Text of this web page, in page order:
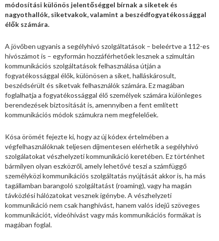
módosítási különös jelentőséggel bírnak a siketek és
nagyothallók, siketvakok, valamint a beszédfogyatékossággal
élők számára.
A jövőben ugyanis a segélyhívó szolgáltatások – beleértve a 112-es
hívószámot is – egyformán hozzáférhetőek lesznek a szimultán
kommunikációs szolgáltatások felhasználása útján a
fogyatékossággal élők, különösen a siket, halláskárosult,
beszédsérült és siketvak felhasználók számára. Ez magában
foglalhatja a fogyatékossággal élő személyek számára különleges
berendezések biztosítását is, amennyiben a fent említett
kommunikációs módok számukra nem megfelelőek.
Kósa örömét fejezte ki, hogy az új kódex értelmében a
végfelhasználóknak teljesen díjmentesen elérhetik a segélyhívó
szolgálatokat vészhelyzeti kommunikáció keretében. Ez történhet
bármilyen olyan eszközről, amely lehetővé teszi a számfüggő
személyközi kommunikációs szolgáltatás nyújtását akkor is, ha más
tagállamban barangoló szolgáltatást (roaming), vagy ha magán
távközlési hálózatokat vesznek igénybe. A vészhelyzeti
kommunikáció nem csak hanghívást, hanem valós idejű szöveges
kommunikációt, videóhívást vagy más kommunikációs formákat is
magában foglal.